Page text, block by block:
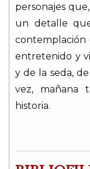
personajes
un detalle
contemplación
entretenido y
y de la seda,
vez, mañana
historia.